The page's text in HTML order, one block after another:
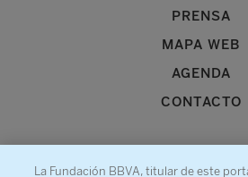
PRENSA
MAPA WEB
AGENDA
CONTACTO
La Fundación BBVA, titular de este